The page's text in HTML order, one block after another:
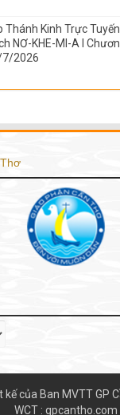
Thánh Kinh Trực
NƠ-KHE-MI-A I
2026
kế của Ban MVTT GP
WCT : gpcantho.com